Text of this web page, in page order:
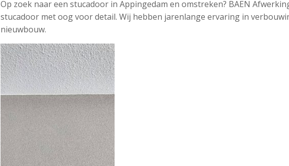
Op zoek naar een stucadoor in Appingedam en omstreken? BAEN
stucadoor met oog voor detail. Wij hebben jarenlange ervaring in
nieuwbouw.